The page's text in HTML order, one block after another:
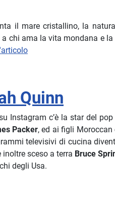
il mare cristallino, la
chi ama la vita mondana e
Quinn
Instagram c’è la star del pop
Packer, ed ai figli Moroccan
televisivi di cucina
sceso a terra Bruce
degli Usa.